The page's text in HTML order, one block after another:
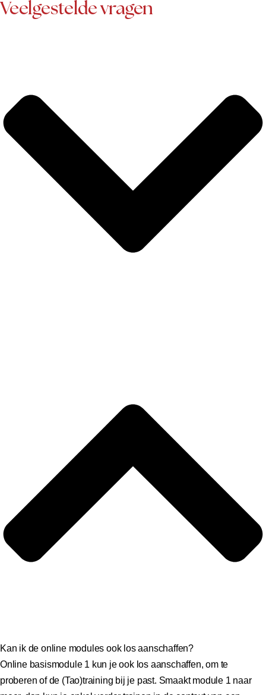
Veelgestelde vragen
Kan ik de online modules ook los aanschaffen?
Online basismodule 1 kun je ook los aanschaffen, om te
proberen of de (Tao)training bij je past. Smaakt module 1 naar